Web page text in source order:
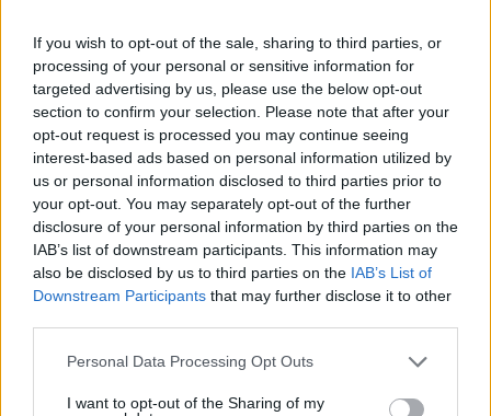
If you wish to opt-out of the sale, sharing to third parties, or
processing of your personal or sensitive information for
targeted advertising by us, please use the below opt-out
section to confirm your selection. Please note that after your
opt-out request is processed you may continue seeing
interest-based ads based on personal information utilized by
us or personal information disclosed to third parties prior to
your opt-out. You may separately opt-out of the further
disclosure of your personal information by third parties on the
IAB’s list of downstream participants. This information may
also be disclosed by us to third parties on the IAB’s List of
Downstream Participants that may further disclose it to other
Please note that this website/app uses one or more Google
not limited to your visit or usage behaviour. You may click to
Personal Data Processing Opt Outs
I want to opt-out of the Sharing of my
ΑΠΑΝΤΗΣΗ
@Χρυσα
31.01.2025, 17:39
Σου θιξαμε τις πανελατζουδες και τον
τηλεοπτικό βόθρο κυραχρύσα; Επί της ουσίας
έχεις κάτι να σχολιασεις ή είπες να πετάξεις
και συ την εξυπνάδα σου σα τον Περικλή;
Μάλλον ανήκεις στο χαμηλής νοημοσύνης
κοινό στο οποίο στοχεύουν αυτές οι εκπομπές.
ΑΠΑΝΤΗΣΗ
31.01.2025, 17:45
Σας έχρισε κανένας εσάς, Χρυσά,